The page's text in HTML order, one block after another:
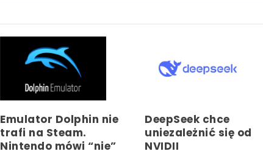
Emulator Dolphin nie
trafi na Steam.
Nintendo mówi “nie”
DeepSeek chce
uniezależnić się od
NVIDII